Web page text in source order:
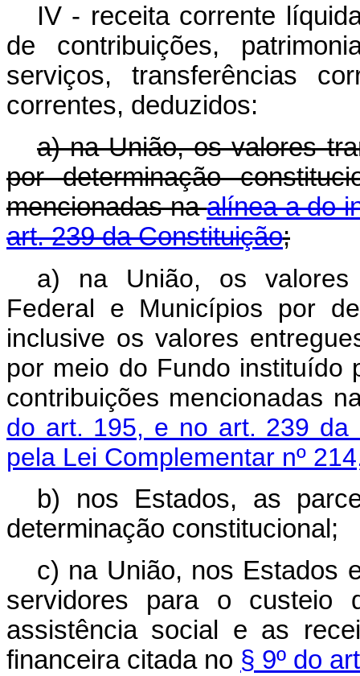
IV - receita corrente
de contribuições,
serviços, transferências
correntes, deduzidos:
a) na União, os valores
por determinação
mencionadas naalínea a do
art. 239 da Constituição;
a) na União, os valores
Federal e Municípios por
inclusive os valores
por meio do Fundo instituído
contribuições mencionadas
do art. 195, e no art. 239 da
pela Lei Complementar nº
b)
nos Estados, as
determinação constitucional;
c) na União, nos Estados
servidores para o custeio
assistência social e as
financeira citada no § 9º do